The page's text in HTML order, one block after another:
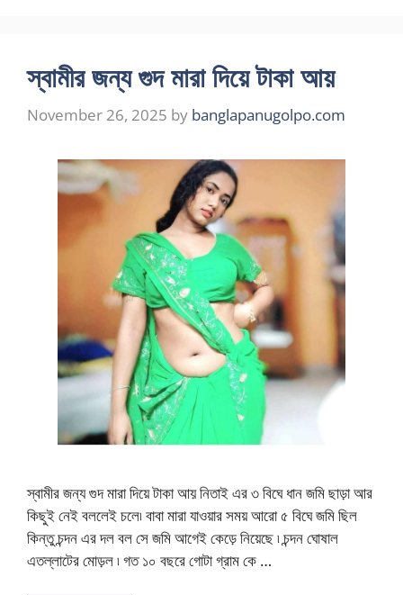
স্বামীর জন্য গুদ মারা দিয়ে টাকা আয়
November 26, 2025 by banglapanugolpo.com
স্বামীর জন্য গুদ মারা দিয়ে টাকা আয় নিতাই এর ৩ বিঘে ধান জমি ছাড়া আর
কিছুই নেই বললেই চলে৷ বাবা মারা যাওয়ার সময় আরো ৫ বিঘে জমি ছিল
কিন্তু চন্দন এর দল বল সে জমি আগেই কেড়ে নিয়েছে ৷ চন্দন ঘোষাল
এতল্লাটের মোড়ল ৷ গত ১০ বছরে গোটা গ্রাম কে …